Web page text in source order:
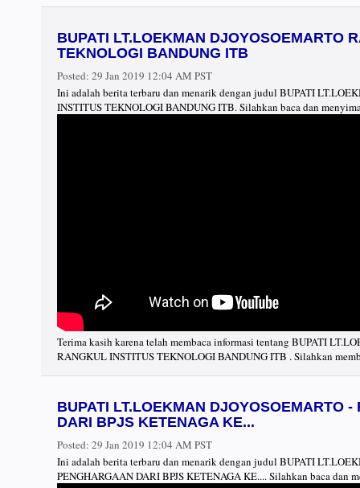
BUPATI LT.LOEKMAN DJOYOSOEMARTO
TEKNOLOGI BANDUNG ITB
Posted: 29 Jan 2019 12:04 AM PST
Ini adalah berita terbaru dan menarik dengan judul BUPATI
INSTITUS TEKNOLOGI BANDUNG ITB. Silahkan baca dan
Terima kasih karena telah membaca informasi tentang BUPATI
RANGKUL INSTITUS TEKNOLOGI BANDUNG ITB . Silahkan
BUPATI LT.LOEKMAN DJOYOSOEMARTO
DARI BPJS KETENAGA KE...
Posted: 29 Jan 2019 12:04 AM PST
Ini adalah berita terbaru dan menarik dengan judul BUPATI
PENGHARGAAN DARI BPJS KETENAGA KE.... Silahkan baca dan